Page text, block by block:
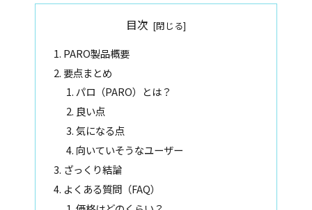
目次
PARO製品概要
要点まとめ
パロ（PARO）とは？
良い点
気になる点
向いていそうなユーザー
ざっくり結論
よくある質問（FAQ）